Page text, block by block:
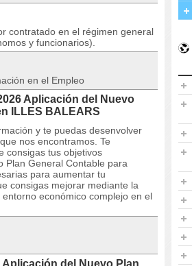
contratado en el régimen general
y funcionarios).
en el Empleo
Aplicación del Nuevo
ILLES BALEARS
y te puedas desenvolver
nos encontramos. Te
consigas tus objetivos
Plan General Contable para
para aumentar tu
consigas mejorar mediante la
económico complejo en el
Aplicación del Nuevo Plan